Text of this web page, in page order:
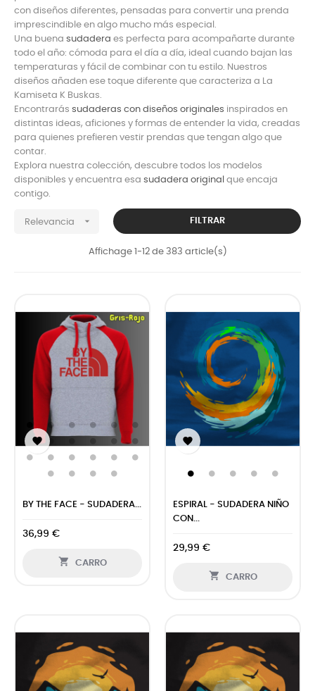
con diseños diferentes, pensadas para convertir una prenda
imprescindible en algo mucho más especial.
Una buena sudadera es perfecta para acompañarte durante
todo el año: cómoda para el día a día, ideal cuando bajan las
temperaturas y fácil de combinar con tu estilo. Nuestros
diseños añaden ese toque diferente que caracteriza a La
Kamiseta K Buskas.
Encontrarás sudaderas con diseños originales inspirados en
distintas ideas, aficiones y formas de entender la vida, creadas
para quienes prefieren vestir prendas que tengan algo que
contar.
Explora nuestra colección, descubre todos los modelos
disponibles y encuentra esa sudadera original que encaja
contigo.
Relevancia  FILTRAR
Affichage 1-12 de 383 article(s)

BY THE FACE - SUDADERA...
36,99 €
 CARRO

ESPIRAL - SUDADERA NIÑO
CON...
29,99 €
 CARRO